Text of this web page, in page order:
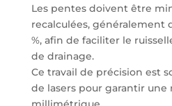
Les pentes doivent être
recalculées, généralement
%, afin de faciliter le
de drainage.
Ce travail de précision est
de lasers pour garantir une